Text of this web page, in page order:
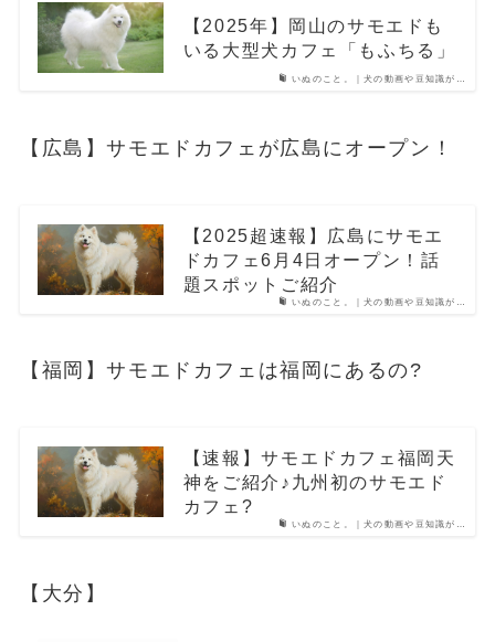
いぬのこと。｜犬の動画や豆知識が…
【2025年】岡山のサモエドも
いる大型犬カフェ「もふちる」
【広島】サモエドカフェが広島にオープン！
いぬのこと。｜犬の動画や豆知識が…
【2025超速報】広島にサモエ
ドカフェ6月4日オープン！話
題スポットご紹介
【福岡】サモエドカフェは福岡にあるの?
いぬのこと。｜犬の動画や豆知識が…
【速報】サモエドカフェ福岡天
神をご紹介♪九州初のサモエド
カフェ?
【大分】